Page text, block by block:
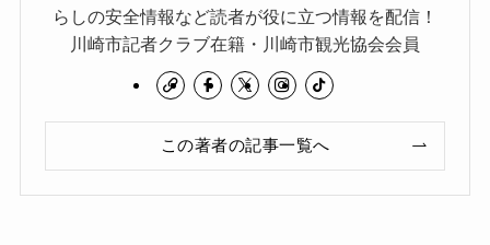
らしの安全情報など読者が役に立つ情報を配信！
川崎市記者クラブ在籍・川崎市観光協会会員
この著者の記事一覧へ